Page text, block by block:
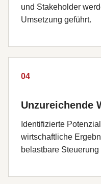
und Stakeholder
Umsetzung geführt.
04
Unzureichende
Identifizierte
wirtschaftliche
belastbare Steuerung